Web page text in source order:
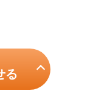
る